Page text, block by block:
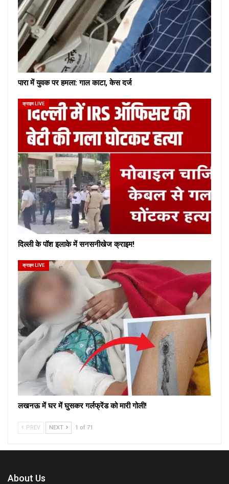
पारा में युवक पर हमला: गाल काटा, केस दर्ज
क्राइम LIVE
दिल्ली के पॉश इलाके में सनसनीखेज क्राइम!
क्राइम LIVE
लखनऊ में घर में घुसकर गर्लफ्रेंड को मारी गोली!
PREV NEXT 1 of 71
About Us